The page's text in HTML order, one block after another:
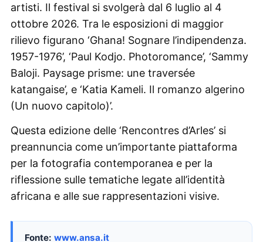
artisti. Il festival si svolgerà dal 6 luglio al 4
ottobre 2026. Tra le esposizioni di maggior
rilievo figurano ‘Ghana! Sognare l’indipendenza.
1957-1976’, ‘Paul Kodjo. Photoromance’, ‘Sammy
Baloji. Paysage prisme: une traversée
katangaise’, e ‘Katia Kameli. Il romanzo algerino
(Un nuovo capitolo)’.
Questa edizione delle ‘Rencontres d’Arles’ si
preannuncia come un’importante piattaforma
per la fotografia contemporanea e per la
riflessione sulle tematiche legate all’identità
africana e alle sue rappresentazioni visive.
Fonte: www.ansa.it